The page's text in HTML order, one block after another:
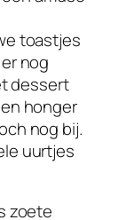
toastjes
nog
dessert
honger
nog bij.
uurtjes
zoete